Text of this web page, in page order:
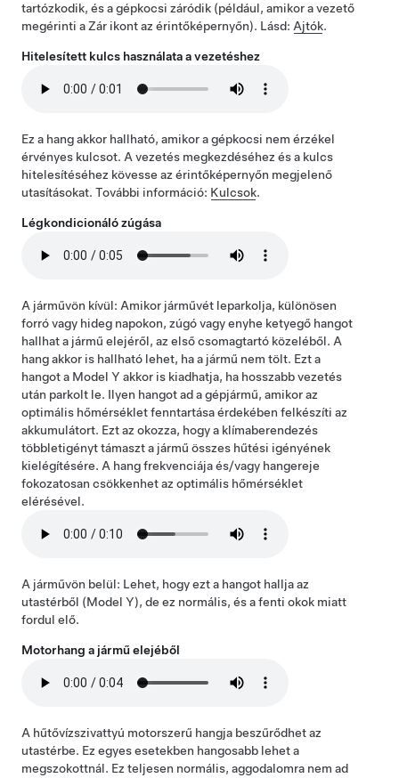
tartózkodik, és a gépkocsi záródik (például, amikor a vezető
megérinti a Zár ikont az érintőképernyőn). Lásd: Ajtók.
Hitelesített kulcs használata a vezetéshez
Ez a hang akkor hallható, amikor a gépkocsi nem érzékel
érvényes kulcsot. A vezetés megkezdéséhez és a kulcs
hitelesítéséhez kövesse az érintőképernyőn megjelenő
utasításokat. További információ: Kulcsok.
Légkondicionáló zúgása
A járművön kívül: Amikor járművét leparkolja, különösen
forró vagy hideg napokon, zúgó vagy enyhe ketyegő hangot
hallhat a jármű elejéről, az első csomagtartó közeléből. A
hang akkor is hallható lehet, ha a jármű nem tölt. Ezt a
hangot a Model Y akkor is kiadhatja, ha hosszabb vezetés
után parkolt le. Ilyen hangot ad a gépjármű, amikor az
optimális hőmérséklet fenntartása érdekében felkészíti az
akkumulátort. Ezt az okozza, hogy a klímaberendezés
többletigényt támaszt a jármű összes hűtési igényének
kielégítésére. A hang frekvenciája és/vagy hangereje
fokozatosan csökkenhet az optimális hőmérséklet
elérésével.
A járművön belül: Lehet, hogy ezt a hangot hallja az
utastérből (Model Y), de ez normális, és a fenti okok miatt
fordul elő.
Motorhang a jármű elejéből
A hűtővízszivattyú motorszerű hangja beszűrődhet az
utastérbe. Ez egyes esetekben hangosabb lehet a
megszokottnál. Ez teljesen normális, aggodalomra nem ad